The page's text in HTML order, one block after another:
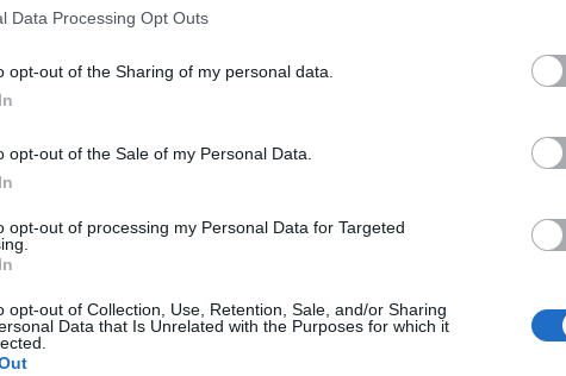
Data Processing Opt Outs
opt-out of the Sharing of my personal data.
opt-out of the Sale of my Personal Data.
opt-out of processing my Personal Data for Targeted
opt-out of Collection, Use, Retention, Sale, and/or Sharing
Data that Is Unrelated with the Purposes for which it
från både unga och vuxna. Det var
i ungdomsgruppen! Nu ser vi fram
säger Eva Blixt, chef för
på Norrtälje Energi.
av nätstationen vid Domherren.
ANNONS